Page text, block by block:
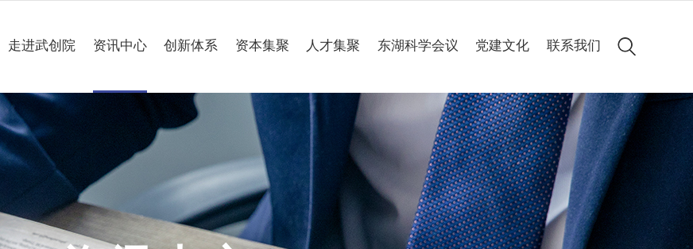
走进武创院
关于我们
理事会
大事记
资讯中心
科技要闻
工作动态
一路“项”新
创新体系
专业研究所
企业联合创新中心
公共服务平台
项目意向申报
资本集聚 人才集聚 东湖科学会议
会议简介
历届集锦
高清图集
会议聚焦
党建文化
党建动态
专题专栏
联系我们